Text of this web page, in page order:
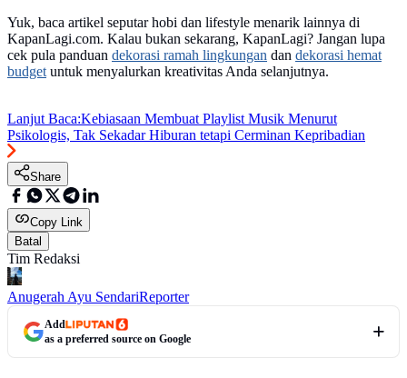
Yuk, baca artikel seputar hobi dan lifestyle menarik lainnya di
KapanLagi.com. Kalau bukan sekarang, KapanLagi? Jangan lupa
cek pula panduan dekorasi ramah lingkungan dan dekorasi hemat
budget untuk menyalurkan kreativitas Anda selanjutnya.
Lanjut Baca:Kebiasaan Membuat Playlist Musik Menurut
Psikologis, Tak Sekadar Hiburan tetapi Cerminan Kepribadian
Share
Copy Link
Batal
Tim Redaksi
Anugerah Ayu SendariReporter
Add
as a preferred source on Google